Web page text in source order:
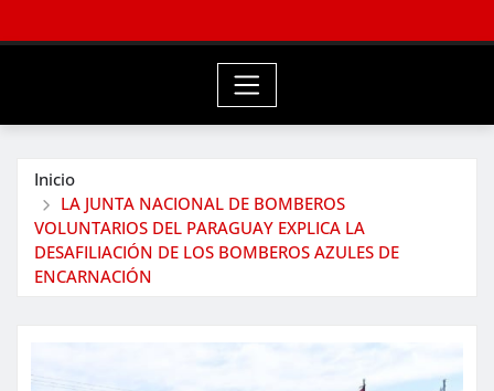
Inicio
LA JUNTA NACIONAL DE BOMBEROS
VOLUNTARIOS DEL PARAGUAY EXPLICA LA
DESAFILIACIÓN DE LOS BOMBEROS AZULES DE
ENCARNACIÓN